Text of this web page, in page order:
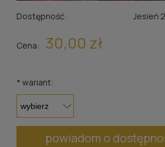
Dostępność: Jesień
Cena: 30,00 zł
* wariant:
powiadom o